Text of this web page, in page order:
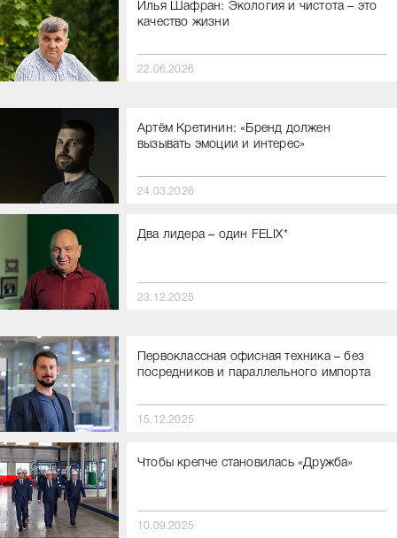
Илья Шафран: Экология и чистота – это
качество жизни
22.06.2026
Артём Кретинин: «Бренд должен
вызывать эмоции и интерес»
24.03.2026
Два лидера – один FELIX*
23.12.2025
Первоклассная офисная техника – без
посредников и параллельного импорта
15.12.2025
Чтобы крепче становилась «Дружба»
10.09.2025